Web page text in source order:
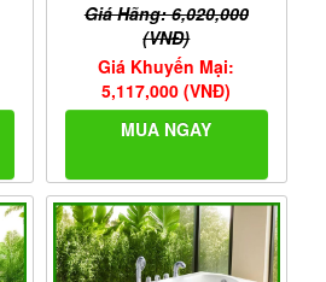
Giá Hãng: 6,020,000
(VNĐ)
Giá Khuyến Mại:
5,117,000 (VNĐ)
MUA NGAY